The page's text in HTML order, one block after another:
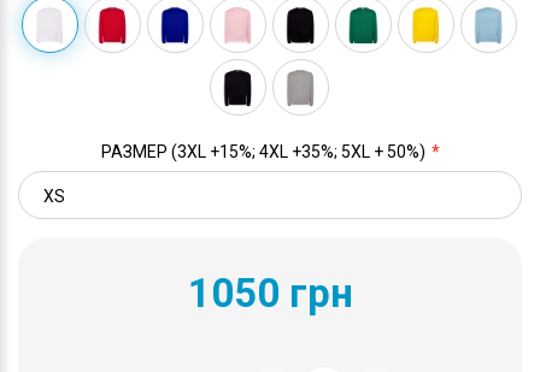
РАЗМЕР (3XL +15%; 4XL +35%; 5XL + 50%)
1050 грн